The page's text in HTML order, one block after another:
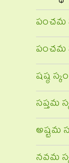
పంచమ
పంచమ
షష్ఠ
సప్తమ
అష్టమ
నవమ